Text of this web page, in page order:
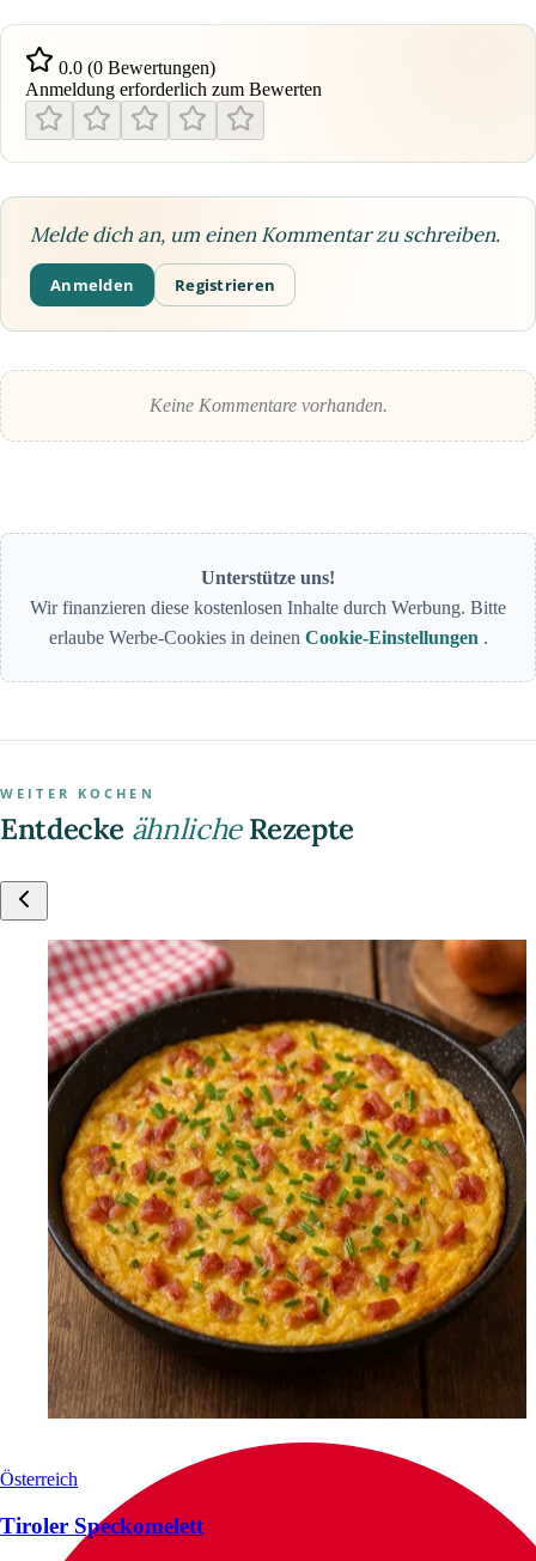
0.0 (0 Bewertungen)
Anmeldung erforderlich zum Bewerten
Melde dich an, um einen Kommentar zu schreiben.
Anmelden Registrieren
Keine Kommentare vorhanden.
Unterstütze uns!
Wir finanzieren diese kostenlosen Inhalte durch Werbung. Bitte
erlaube Werbe-Cookies in deinen Cookie-Einstellungen .
WEITER KOCHEN
Entdecke ähnlicheRezepte
Österreich
Tiroler Speckomelett